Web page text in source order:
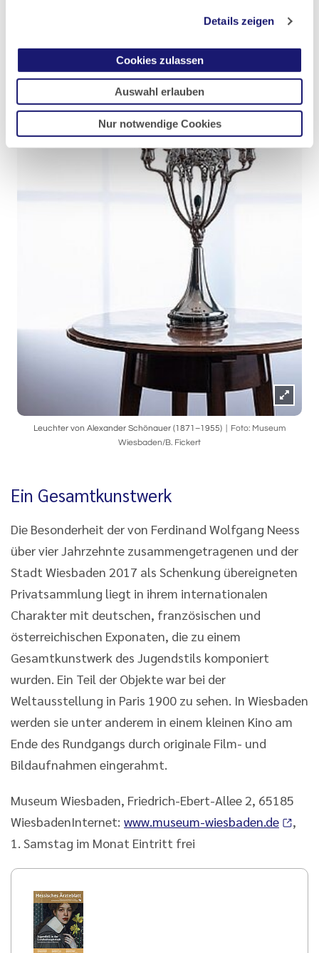
Details zeigen
Cookies zulassen
Auswahl erlauben
Nur notwendige Cookies
Leuchter von Alexander Schönauer (1871–1955)
Foto: Museum
Wiesbaden/B. Fickert
Ein Gesamtkunstwerk
Die Besonderheit der von Ferdinand Wolfgang Neess
über vier Jahrzehnte zusammengetragenen und der
Stadt Wiesbaden 2017 als Schenkung übereigneten
Privatsammlung liegt in ihrem internationalen
Charakter mit deutschen, französischen und
österreichischen Exponaten, die zu einem
Gesamtkunstwerk des Jugendstils komponiert
wurden. Ein Teil der Objekte war bei der
Weltausstellung in Paris 1900 zu sehen. In Wiesbaden
werden sie unter anderem in einem kleinen Kino am
Ende des Rundgangs durch originale Film- und
Bildaufnahmen eingerahmt.
Museum Wiesbaden, Friedrich-Ebert-Allee 2, 65185
WiesbadenInternet: www.museum-wiesbaden.de
,
1. Samstag im Monat Eintritt frei